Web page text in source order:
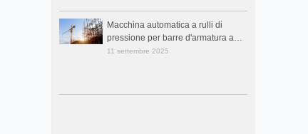
Macchina automatica a rulli di
pressione per barre d'armatura a
spirale
11 settembre 2025